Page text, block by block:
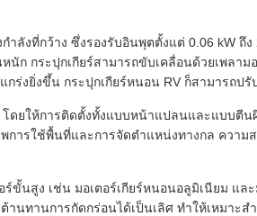
ลังที่กว้าง ซึ่งรองรับอินพุตตั้งแต่ 0.06 kW
ก กระปุกเกียร์สามารถขับเคลื่อนด้วยเพล
งยิ่งขึ้น กระปุกเกียร์หนอน RV ก็สามารถปรั
ยให้การติดตั้งทั้งแบบหน้าแปลนและแบบตี
ารใช้พื้นที่และการจัดตำแหน่งทางกล ความ
ร์ขั้นสูง เช่น มอเตอร์เกียร์หนอนอลูมิเนียม
ทานการกัดกร่อนได้เป็นเลิศ ทำให้เหมาะ